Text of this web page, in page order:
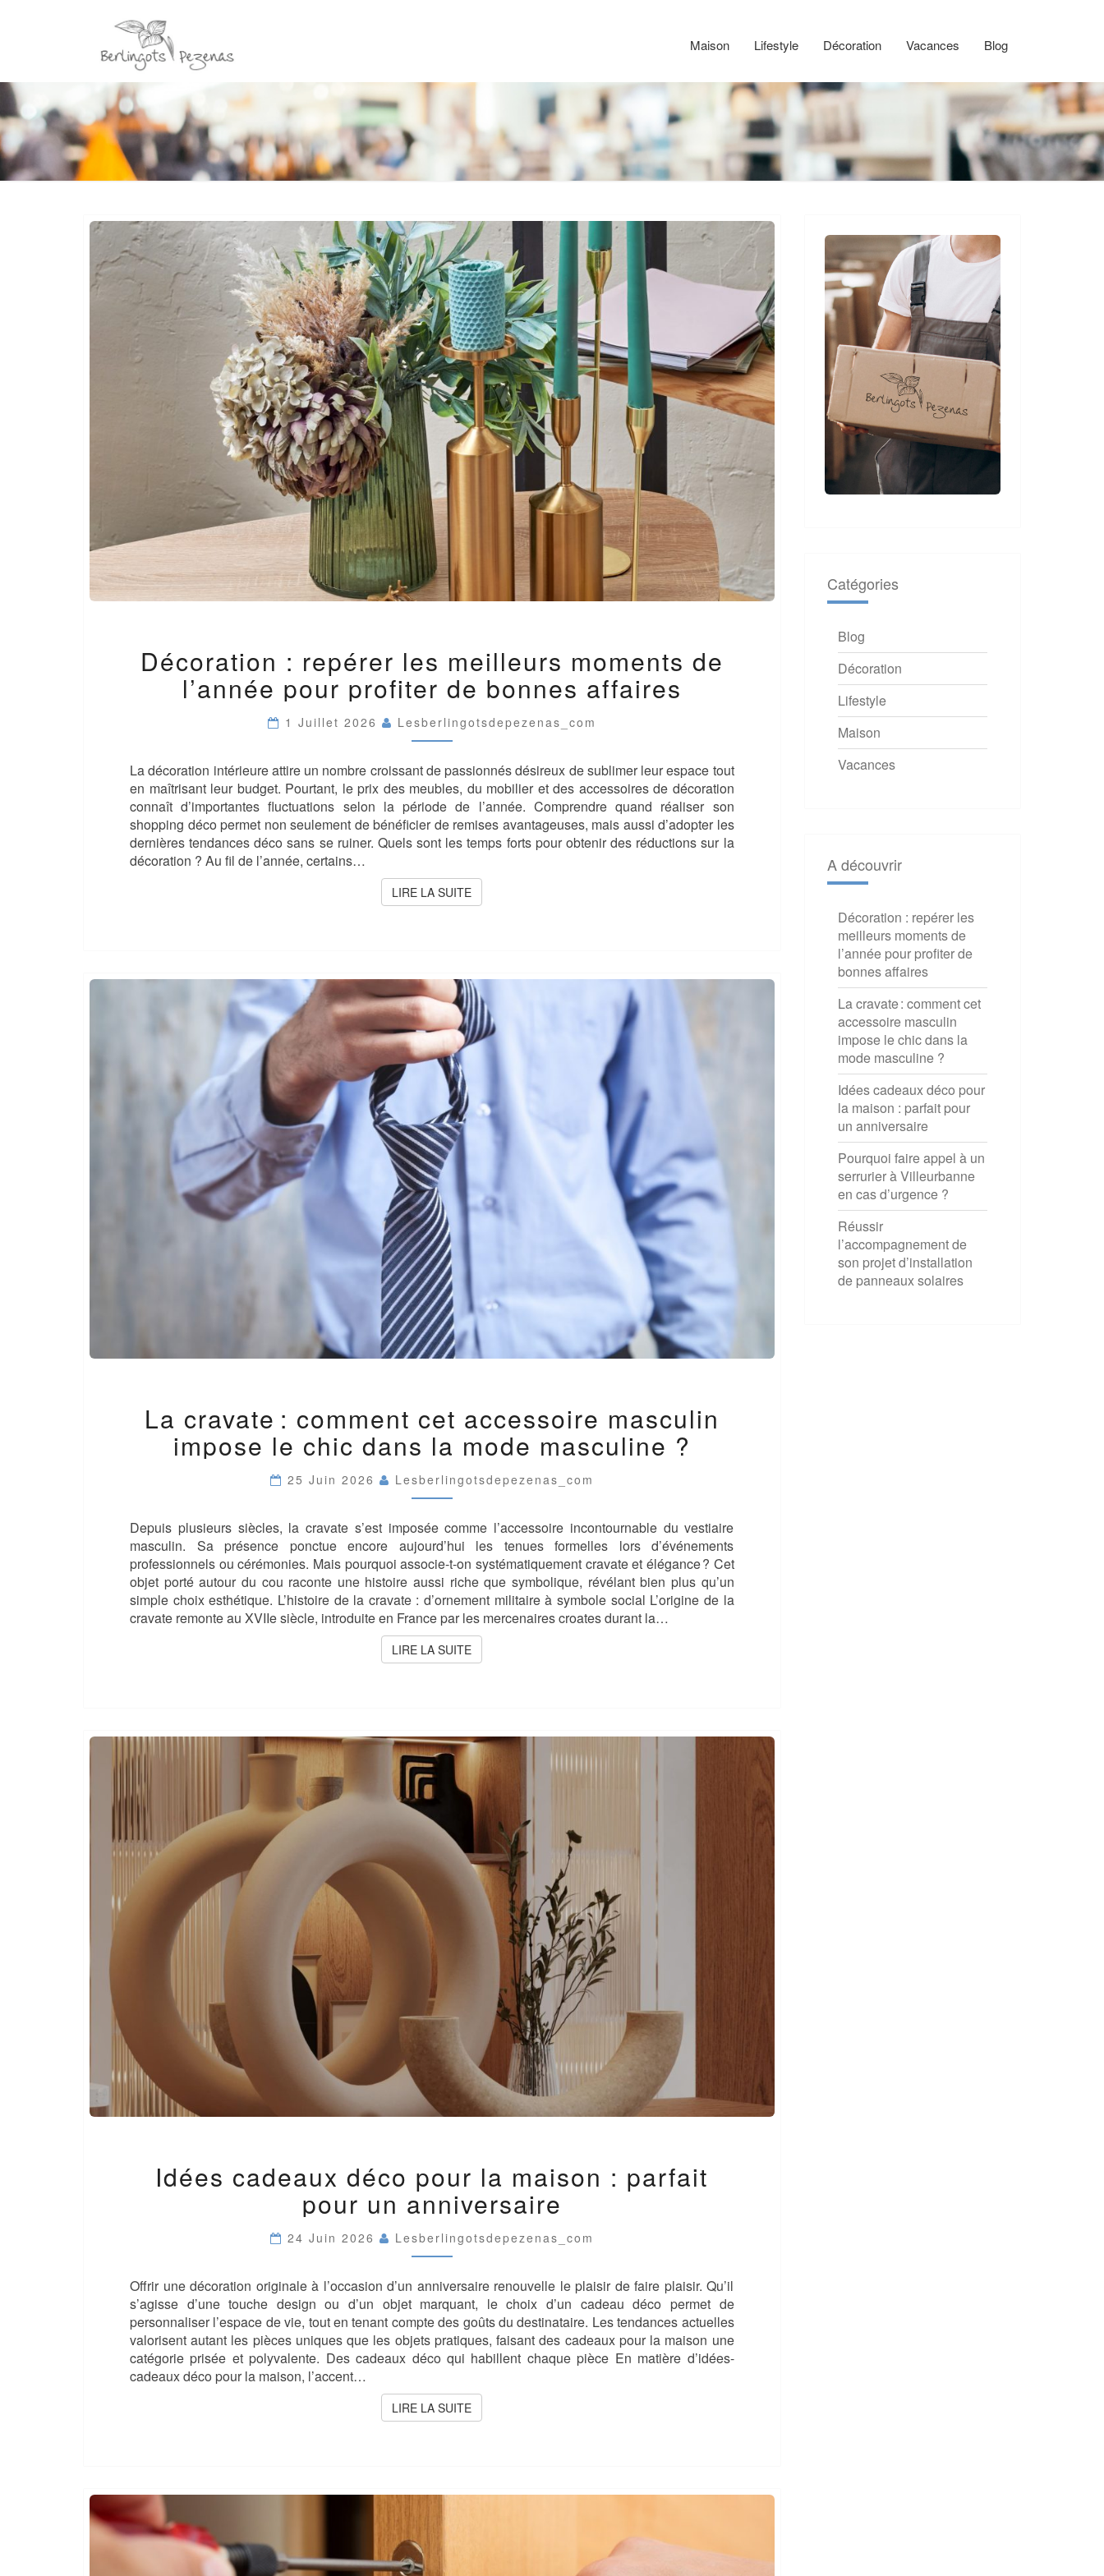
Maison Lifestyle Décoration Vacances Blog
Les
Berlingots
de
Pezenas
:
REPÉRER
LES
MEILLEURS
MOMENTS
DE
POUR
PROFITER
DE
BONNES
AFFAIRES
Décoration : repérer les meilleurs moments de
l’année pour profiter de bonnes affaires
1 Juillet 2026 Lesberlingotsdepezenas_com
La décoration intérieure attire un nombre croissant de passionnés désireux de sublimer leur espace tout
en maîtrisant leur budget. Pourtant, le prix des meubles, du mobilier et des accessoires de décoration
connaît d’importantes fluctuations selon la période de l’année. Comprendre quand réaliser son
shopping déco permet non seulement de bénéficier de remises avantageuses, mais aussi d’adopter les
dernières tendances déco sans se ruiner. Quels sont les temps forts pour obtenir des réductions sur la
décoration ? Au fil de l’année, certains…
LIRE LA SUITELIRE LA SUITE
CRAVATE :
COMMENT
CET
ACCESSOIRE
MASCULIN
IMPOSE
CHIC
DANS
LA
MODE
MASCULINE
?
La cravate : comment cet accessoire masculin
impose le chic dans la mode masculine ?
25 Juin 2026 Lesberlingotsdepezenas_com
Depuis plusieurs siècles, la cravate s’est imposée comme l’accessoire incontournable du vestiaire
masculin. Sa présence ponctue encore aujourd’hui les tenues formelles lors d’événements
professionnels ou cérémonies. Mais pourquoi associe-t-on systématiquement cravate et élégance ? Cet
objet porté autour du cou raconte une histoire aussi riche que symbolique, révélant bien plus qu’un
simple choix esthétique. L’histoire de la cravate : d’ornement militaire à symbole social L’origine de la
cravate remonte au XVIIe siècle, introduite en France par les mercenaires croates durant la…
LIRE LA SUITELIRE LA SUITE
CADEAUX
DÉCO
POUR
LA
MAISON
:
POUR
UN
ANNIVERSAIRE
Idées cadeaux déco pour la maison : parfait
pour un anniversaire
24 Juin 2026 Lesberlingotsdepezenas_com
Offrir une décoration originale à l’occasion d’un anniversaire renouvelle le plaisir de faire plaisir. Qu’il
s’agisse d’une touche design ou d’un objet marquant, le choix d’un cadeau déco permet de
personnaliser l’espace de vie, tout en tenant compte des goûts du destinataire. Les tendances actuelles
valorisent autant les pièces uniques que les objets pratiques, faisant des cadeaux pour la maison une
catégorie prisée et polyvalente. Des cadeaux déco qui habillent chaque pièce En matière d’idées-
cadeaux déco pour la maison, l’accent…
LIRE LA SUITELIRE LA SUITE
Catégories
Blog
Décoration
Lifestyle
Maison
Vacances
A découvrir
Décoration : repérer les
meilleurs moments de
l’année pour profiter de
bonnes affaires
La cravate : comment cet
accessoire masculin
impose le chic dans la
mode masculine ?
Idées cadeaux déco pour
la maison : parfait pour
un anniversaire
Pourquoi faire appel à un
serrurier à Villeurbanne
en cas d’urgence ?
Réussir
l’accompagnement de
son projet d’installation
de panneaux solaires